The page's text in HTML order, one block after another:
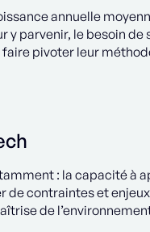
annuelle
y parvenir, le besoin
pivoter leur
: la capacité à
contraintes et
de